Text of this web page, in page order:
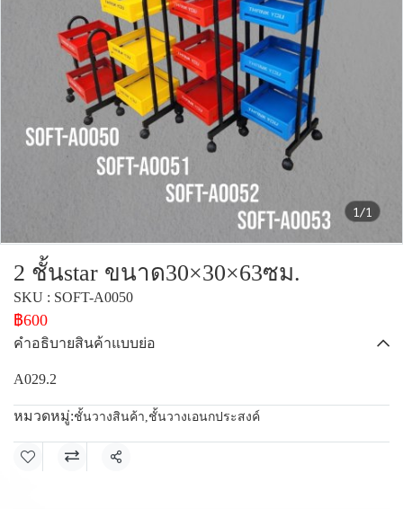
1/1
2 ชั้นstar ขนาด30×30×63ซม.
SKU : SOFT-A0050
฿600
คำอธิบายสินค้าแบบย่อ
A029.2
หมวดหมู่:ชั้นวางสินค้า,ชั้นวางเอนกประสงค์
แชร์